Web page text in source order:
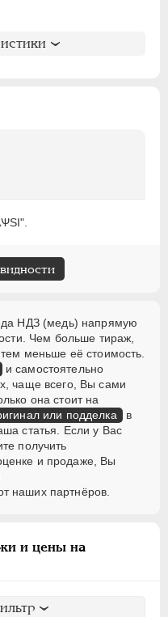
НДЗ (медь) напрямую
Чем больше тираж,
меньше её стоимость.
и самостоятельно
чаще всего, Вы сами
она стоит на
или подделка в
статья. Если у Вас
получить
и продаже, Вы
наших партнёров.
и цены на